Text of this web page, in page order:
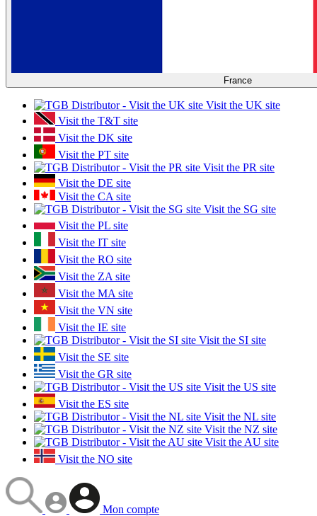
France
Visit the UK site
Visit the T&T site
Visit the DK site
Visit the PT site
Visit the PR site
Visit the DE site
Visit the CA site
Visit the SG site
Visit the PL site
Visit the IT site
Visit the RO site
Visit the ZA site
Visit the MA site
Visit the VN site
Visit the IE site
Visit the SI site
Visit the SE site
Visit the GR site
Visit the US site
Visit the ES site
Visit the NL site
Visit the NZ site
Visit the AU site
Visit the NO site
Mon compte